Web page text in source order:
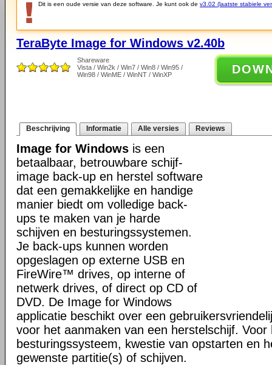
Dit is een oude versie van deze software. Je kunt ook de v3.02 (laatste stabiele
TeraByte Image for Windows v2.40b
Shareware
Vista / Win2k / Win7 / Win8 / Win95 /
Win98 / WinME / WinNT / WinXP
Beschrijving Informatie Alle versies Reviews
Image for Windows is een
betaalbaar, betrouwbare schijf-
image back-up en herstel software
dat een gemakkelijke en handige
manier biedt om volledige back-
ups te maken van je harde
schijven en besturingssystemen.
Je back-ups kunnen worden
opgeslagen op externe USB en
FireWire™ drives, op interne of
netwerk drives, of direct op CD of
DVD. De Image for Windows
applicatie beschikt over een
voor het aanmaken van een herstelschijf.
besturingssysteem, kwestie van opstarten en
gewenste partitie(s) of schijven.